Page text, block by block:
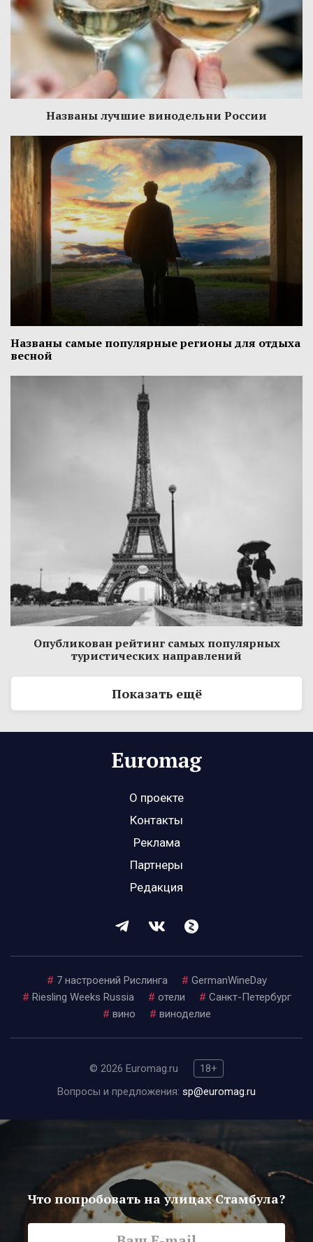
Названы лучшие винодельни России
Названы самые популярные регионы для отдыха
весной
Опубликован рейтинг самых популярных
туристических направлений
Показать ещё
О проекте
Контакты
Реклама
Партнеры
Редакция
# 7 настроений Рислинга # GermanWineDay
# Riesling Weeks Russia # отели # Санкт-Петербург
# вино # виноделие
© 2026 Euromag.ru
18+
Вопросы и предложения: sp@euromag.ru
Что попробовать на улицах Стамбула?